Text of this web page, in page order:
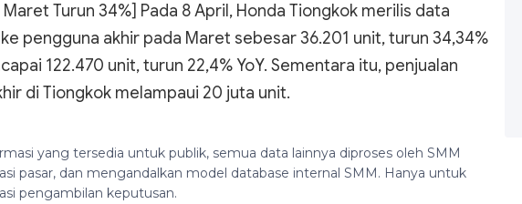
Turun 34%] Pada 8 April, Honda Tiongkok merilis data
pengguna akhir pada Maret sebesar 36.201 unit, turun 34,34%
122.470 unit, turun 22,4% YoY. Sementara itu, penjualan
di Tiongkok melampaui 20 juta unit.
yang tersedia untuk publik, semua data lainnya diproses oleh SMM
pasar, dan mengandalkan model database internal SMM. Hanya untuk
pengambilan keputusan.